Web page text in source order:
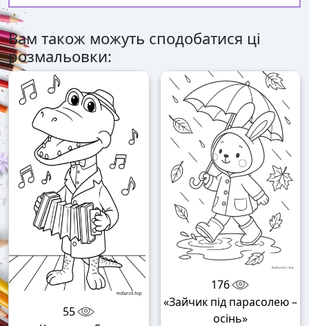
Вам також можуть сподобатися ці
розмальовки:
55
176
«Зайчик під парасолею –
осінь»